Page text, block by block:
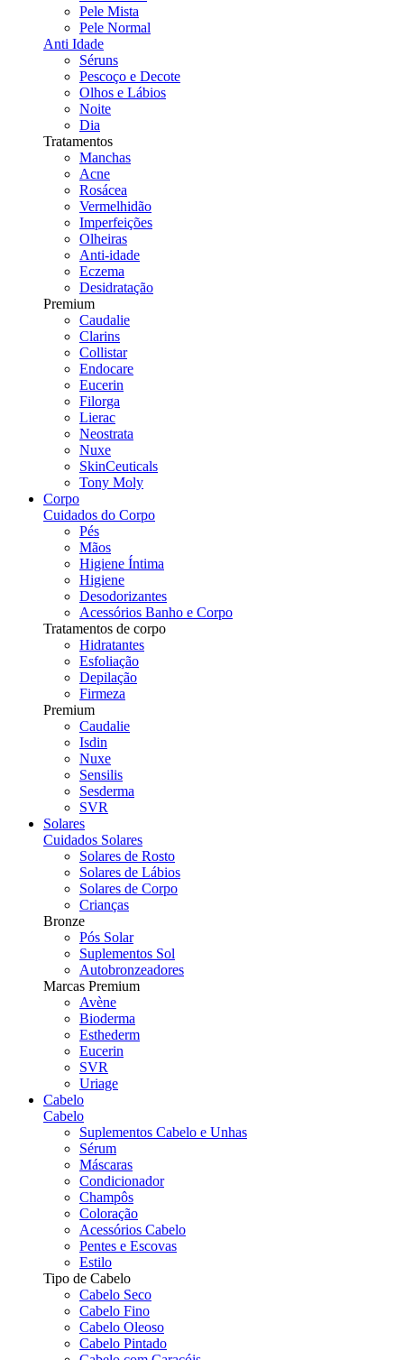
Pele Mista
Pele Normal
Anti Idade
Séruns
Pescoço e Decote
Olhos e Lábios
Noite
Dia
Tratamentos
Manchas
Acne
Rosácea
Vermelhidão
Imperfeições
Olheiras
Anti-idade
Eczema
Desidratação
Premium
Caudalie
Clarins
Collistar
Endocare
Eucerin
Filorga
Lierac
Neostrata
Nuxe
SkinCeuticals
Tony Moly
Corpo
Cuidados do Corpo
Pés
Mãos
Higiene Íntima
Higiene
Desodorizantes
Acessórios Banho e Corpo
Tratamentos de corpo
Hidratantes
Esfoliação
Depilação
Firmeza
Premium
Caudalie
Isdin
Nuxe
Sensilis
Sesderma
SVR
Solares
Cuidados Solares
Solares de Rosto
Solares de Lábios
Solares de Corpo
Crianças
Bronze
Pós Solar
Suplementos Sol
Autobronzeadores
Marcas Premium
Avène
Bioderma
Esthederm
Eucerin
SVR
Uriage
Cabelo
Cabelo
Suplementos Cabelo e Unhas
Sérum
Máscaras
Condicionador
Champôs
Coloração
Acessórios Cabelo
Pentes e Escovas
Estilo
Tipo de Cabelo
Cabelo Seco
Cabelo Fino
Cabelo Oleoso
Cabelo Pintado